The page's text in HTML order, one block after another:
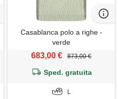
Casablanca polo a righe -
verde
683,00 € 873,00 €
Sped. gratuita
L